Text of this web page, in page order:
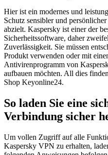
Hier ist ein modernes und
Schutz sensibler und
abzielt. Kaspersky ist einer der
Sicherheitssoftware, daher
Zuverlässigkeit. Sie müssen
Produkt verwenden oder mit
Antivirenprogramm von
aufbauen möchten. All dies
Shop Keyonline24.
So laden Sie eine
Verbindung sicher
Um vollen Zugriff auf alle
Kaspersky VPN zu erhalten,